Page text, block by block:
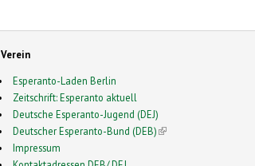
Verein
Esperanto-Laden Berlin
Zeitschrift: Esperanto aktuell
Deutsche Esperanto-Jugend (DEJ)
Deutscher Esperanto-Bund (DEB)(link is external)
Impressum